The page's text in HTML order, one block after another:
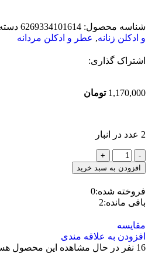
شناسه محصول: 6269334101614
و ادکلن زنانه, عطر و ادکلن مردانه
اشتراک گذاری:
1,170,000 تومان
2 عدد در انبار
افزودن به سبد خرید
فروخته شده:0
باقی مانده:2
مقایسه
افزودن به علاقه مندی
16 نفر در حال مشاهده این محصول